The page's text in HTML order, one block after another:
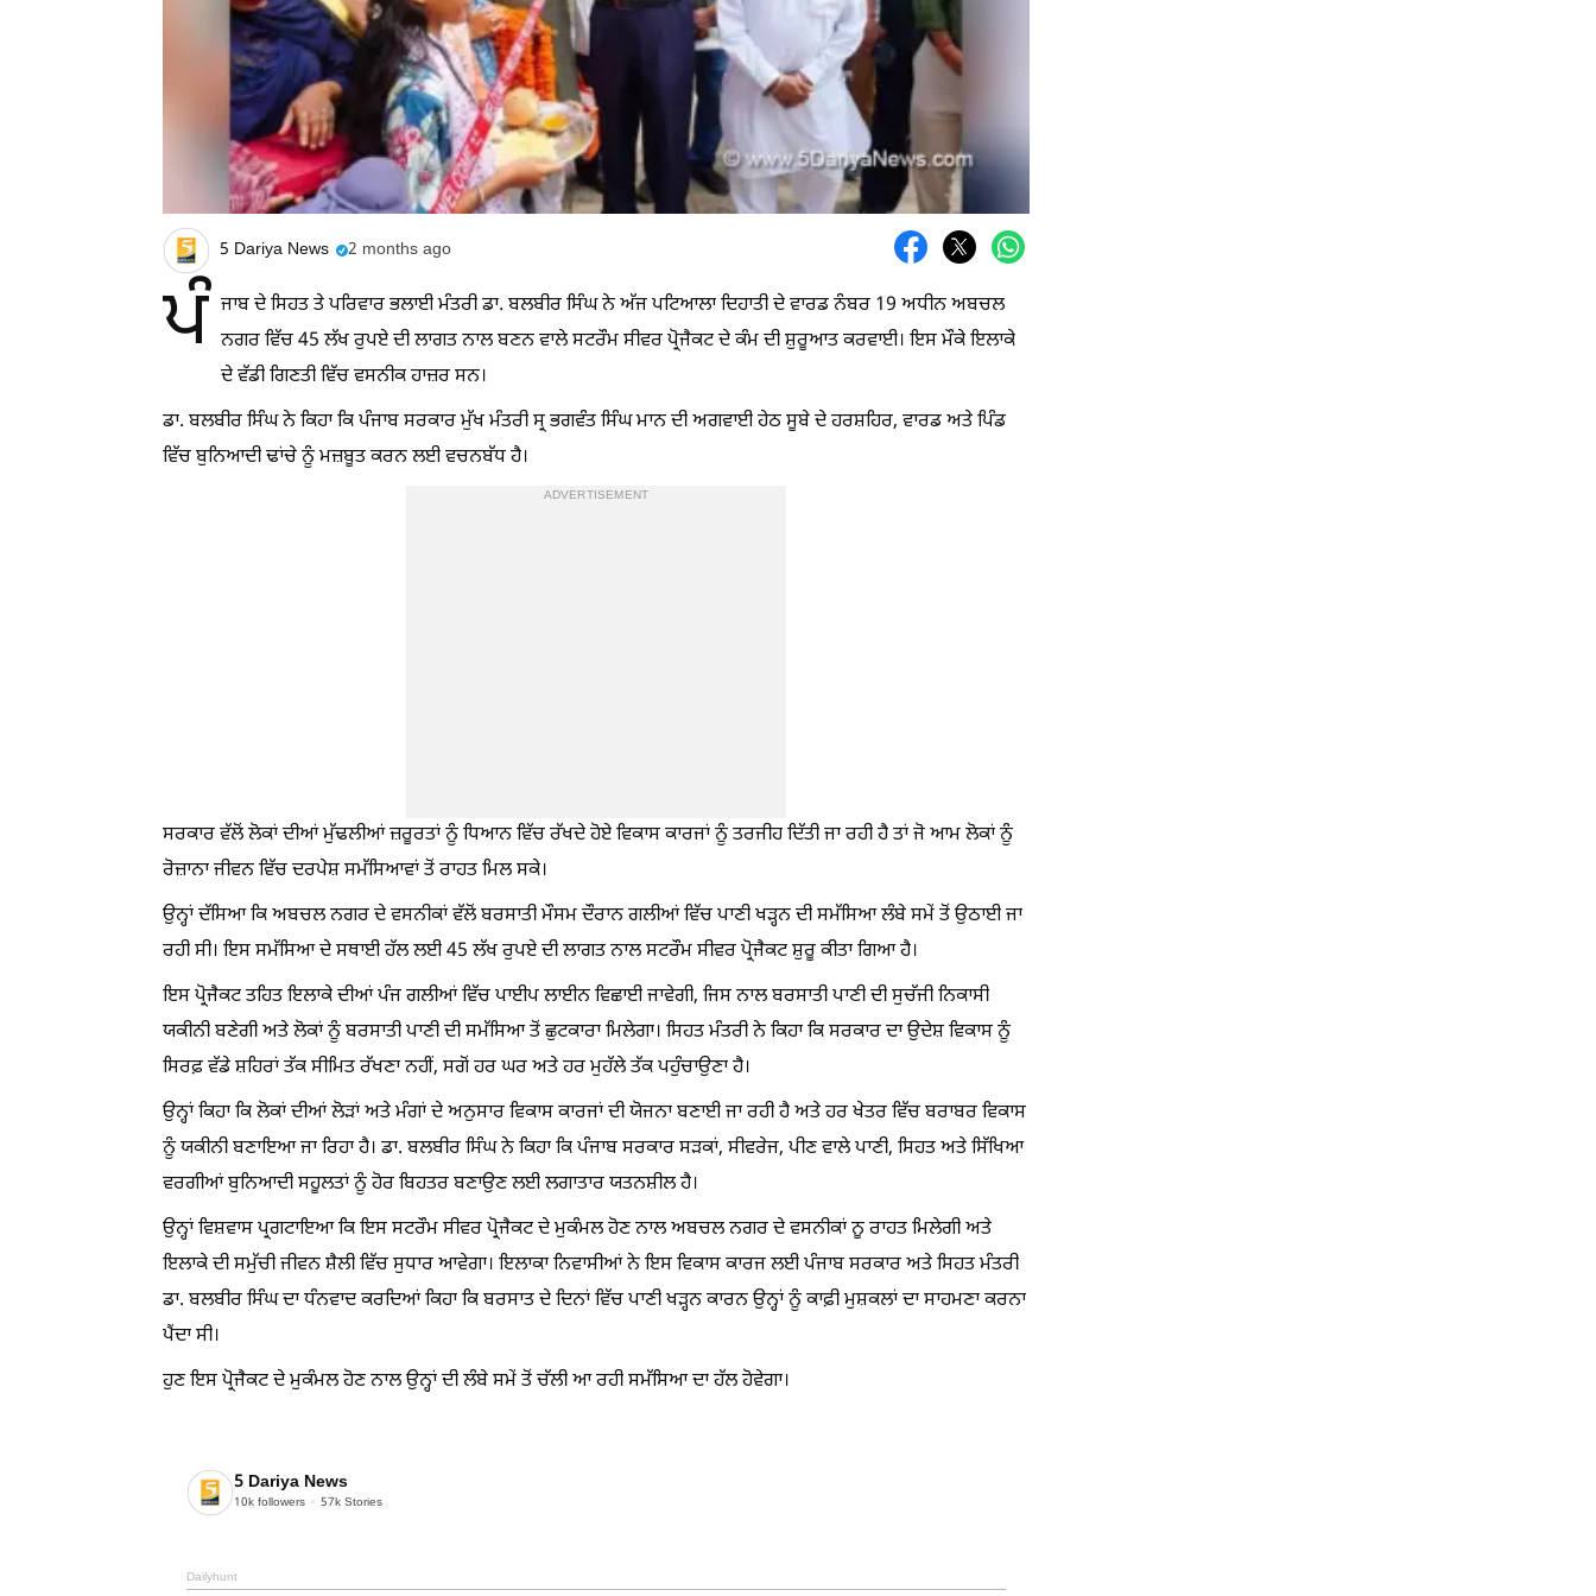
5 Dariya News 2 months ago
ਪੰ ਜਾਬ ਦੇ ਸਿਹਤ ਤੇ ਪਰਿਵਾਰ ਭਲਾਈ ਮੰਤਰੀ ਡਾ. ਬਲਬੀਰ ਸਿੰਘ ਨੇ ਅੱਜ ਪਟਿਆਲਾ ਦਿਹਾਤੀ ਦੇ ਵਾਰਡ ਨੰਬਰ 19 ਅਧੀਨ ਅਬਚਲ
ਨਗਰ ਵਿੱਚ 45 ਲੱਖ ਰੁਪਏ ਦੀ ਲਾਗਤ ਨਾਲ ਬਣਨ ਵਾਲੇ ਸਟਰੌਮ ਸੀਵਰ ਪ੍ਰੋਜੈਕਟ ਦੇ ਕੰਮ ਦੀ ਸ਼ੁਰੂਆਤ ਕਰਵਾਈ। ਇਸ ਮੌਕੇ ਇਲਾਕੇ
ਦੇ ਵੱਡੀ ਗਿਣਤੀ ਵਿੱਚ ਵਸਨੀਕ ਹਾਜ਼ਰ ਸਨ।
ਡਾ. ਬਲਬੀਰ ਸਿੰਘ ਨੇ ਕਿਹਾ ਕਿ ਪੰਜਾਬ ਸਰਕਾਰ ਮੁੱਖ ਮੰਤਰੀ ਸ੍ਰ ਭਗਵੰਤ ਸਿੰਘ ਮਾਨ ਦੀ ਅਗਵਾਈ ਹੇਠ ਸੂਬੇ ਦੇ ਹਰਸ਼ਹਿਰ, ਵਾਰਡ ਅਤੇ ਪਿੰਡ
ਵਿੱਚ ਬੁਨਿਆਦੀ ਢਾਂਚੇ ਨੂੰ ਮਜ਼ਬੂਤ ਕਰਨ ਲਈ ਵਚਨਬੱਧ ਹੈ।
ADVERTISEMENT
ਸਰਕਾਰ ਵੱਲੋਂ ਲੋਕਾਂ ਦੀਆਂ ਮੁੱਢਲੀਆਂ ਜ਼ਰੂਰਤਾਂ ਨੂੰ ਧਿਆਨ ਵਿੱਚ ਰੱਖਦੇ ਹੋਏ ਵਿਕਾਸ ਕਾਰਜਾਂ ਨੂੰ ਤਰਜੀਹ ਦਿੱਤੀ ਜਾ ਰਹੀ ਹੈ ਤਾਂ ਜੋ ਆਮ ਲੋਕਾਂ ਨੂੰ
ਰੋਜ਼ਾਨਾ ਜੀਵਨ ਵਿੱਚ ਦਰਪੇਸ਼ ਸਮੱਸਿਆਵਾਂ ਤੋਂ ਰਾਹਤ ਮਿਲ ਸਕੇ।
ਉਨ੍ਹਾਂ ਦੱਸਿਆ ਕਿ ਅਬਚਲ ਨਗਰ ਦੇ ਵਸਨੀਕਾਂ ਵੱਲੋਂ ਬਰਸਾਤੀ ਮੌਸਮ ਦੌਰਾਨ ਗਲੀਆਂ ਵਿੱਚ ਪਾਣੀ ਖੜ੍ਹਨ ਦੀ ਸਮੱਸਿਆ ਲੰਬੇ ਸਮੇਂ ਤੋਂ ਉਠਾਈ ਜਾ
ਰਹੀ ਸੀ। ਇਸ ਸਮੱਸਿਆ ਦੇ ਸਥਾਈ ਹੱਲ ਲਈ 45 ਲੱਖ ਰੁਪਏ ਦੀ ਲਾਗਤ ਨਾਲ ਸਟਰੌਮ ਸੀਵਰ ਪ੍ਰੋਜੈਕਟ ਸ਼ੁਰੂ ਕੀਤਾ ਗਿਆ ਹੈ।
ਇਸ ਪ੍ਰੋਜੈਕਟ ਤਹਿਤ ਇਲਾਕੇ ਦੀਆਂ ਪੰਜ ਗਲੀਆਂ ਵਿੱਚ ਪਾਈਪ ਲਾਈਨ ਵਿਛਾਈ ਜਾਵੇਗੀ, ਜਿਸ ਨਾਲ ਬਰਸਾਤੀ ਪਾਣੀ ਦੀ ਸੁਚੱਜੀ ਨਿਕਾਸੀ
ਯਕੀਨੀ ਬਣੇਗੀ ਅਤੇ ਲੋਕਾਂ ਨੂੰ ਬਰਸਾਤੀ ਪਾਣੀ ਦੀ ਸਮੱਸਿਆ ਤੋਂ ਛੁਟਕਾਰਾ ਮਿਲੇਗਾ। ਸਿਹਤ ਮੰਤਰੀ ਨੇ ਕਿਹਾ ਕਿ ਸਰਕਾਰ ਦਾ ਉਦੇਸ਼ ਵਿਕਾਸ ਨੂੰ
ਸਿਰਫ਼ ਵੱਡੇ ਸ਼ਹਿਰਾਂ ਤੱਕ ਸੀਮਿਤ ਰੱਖਣਾ ਨਹੀਂ, ਸਗੋਂ ਹਰ ਘਰ ਅਤੇ ਹਰ ਮੁਹੱਲੇ ਤੱਕ ਪਹੁੰਚਾਉਣਾ ਹੈ।
ਉਨ੍ਹਾਂ ਕਿਹਾ ਕਿ ਲੋਕਾਂ ਦੀਆਂ ਲੋੜਾਂ ਅਤੇ ਮੰਗਾਂ ਦੇ ਅਨੁਸਾਰ ਵਿਕਾਸ ਕਾਰਜਾਂ ਦੀ ਯੋਜਨਾ ਬਣਾਈ ਜਾ ਰਹੀ ਹੈ ਅਤੇ ਹਰ ਖੇਤਰ ਵਿੱਚ ਬਰਾਬਰ ਵਿਕਾਸ
ਨੂੰ ਯਕੀਨੀ ਬਣਾਇਆ ਜਾ ਰਿਹਾ ਹੈ। ਡਾ. ਬਲਬੀਰ ਸਿੰਘ ਨੇ ਕਿਹਾ ਕਿ ਪੰਜਾਬ ਸਰਕਾਰ ਸੜਕਾਂ, ਸੀਵਰੇਜ, ਪੀਣ ਵਾਲੇ ਪਾਣੀ, ਸਿਹਤ ਅਤੇ ਸਿੱਖਿਆ
ਵਰਗੀਆਂ ਬੁਨਿਆਦੀ ਸਹੂਲਤਾਂ ਨੂੰ ਹੋਰ ਬਿਹਤਰ ਬਣਾਉਣ ਲਈ ਲਗਾਤਾਰ ਯਤਨਸ਼ੀਲ ਹੈ।
ਉਨ੍ਹਾਂ ਵਿਸ਼ਵਾਸ ਪ੍ਰਗਟਾਇਆ ਕਿ ਇਸ ਸਟਰੌਮ ਸੀਵਰ ਪ੍ਰੋਜੈਕਟ ਦੇ ਮੁਕੰਮਲ ਹੋਣ ਨਾਲ ਅਬਚਲ ਨਗਰ ਦੇ ਵਸਨੀਕਾਂ ਨੂ ਰਾਹਤ ਮਿਲੇਗੀ ਅਤੇ
ਇਲਾਕੇ ਦੀ ਸਮੁੱਚੀ ਜੀਵਨ ਸ਼ੈਲੀ ਵਿੱਚ ਸੁਧਾਰ ਆਵੇਗਾ। ਇਲਾਕਾ ਨਿਵਾਸੀਆਂ ਨੇ ਇਸ ਵਿਕਾਸ ਕਾਰਜ ਲਈ ਪੰਜਾਬ ਸਰਕਾਰ ਅਤੇ ਸਿਹਤ ਮੰਤਰੀ
ਡਾ. ਬਲਬੀਰ ਸਿੰਘ ਦਾ ਧੰਨਵਾਦ ਕਰਦਿਆਂ ਕਿਹਾ ਕਿ ਬਰਸਾਤ ਦੇ ਦਿਨਾਂ ਵਿੱਚ ਪਾਣੀ ਖੜ੍ਹਨ ਕਾਰਨ ਉਨ੍ਹਾਂ ਨੂੰ ਕਾਫ਼ੀ ਮੁਸ਼ਕਲਾਂ ਦਾ ਸਾਹਮਣਾ ਕਰਨਾ
ਪੈਂਦਾ ਸੀ।
ਹੁਣ ਇਸ ਪ੍ਰੋਜੈਕਟ ਦੇ ਮੁਕੰਮਲ ਹੋਣ ਨਾਲ ਉਨ੍ਹਾਂ ਦੀ ਲੰਬੇ ਸਮੇਂ ਤੋਂ ਚੱਲੀ ਆ ਰਹੀ ਸਮੱਸਿਆ ਦਾ ਹੱਲ ਹੋਵੇਗਾ।
5 Dariya News
10k followers 57k Stories
Dailyhunt